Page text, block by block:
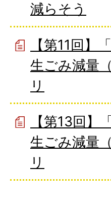
減らそう
【第11回】
生ごみ減量
リ
【第13回】
生ごみ減量
リ